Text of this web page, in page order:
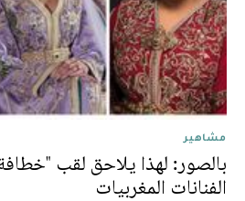
مشاهير
بالصور: لهذا يلاحق لقب
الفنانات المغربيات